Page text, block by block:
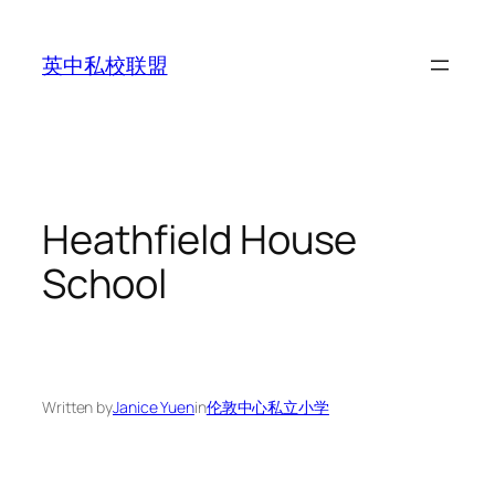
content
英中私校联盟
Heathfield House
School
Written byJanice Yuenin伦敦中心私立小学